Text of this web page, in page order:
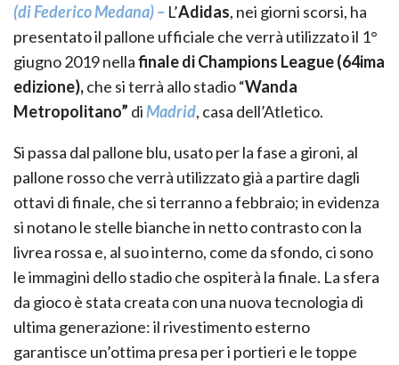
(di Federico Medana) – L’Adidas, nei giorni scorsi, ha
presentato il pallone ufficiale che verrà utilizzato il 1°
giugno 2019 nellafinale di Champions League (64ima
edizione),che si terrà allo stadio “Wanda
Metropolitano” diMadrid, casa dell’Atletico.
Si passa dal pallone blu, usato per la fase a gironi, al
pallone rosso che verrà utilizzato già a partire dagli
ottavi di finale, che si terranno a febbraio; in evidenza
si notano le stelle bianche in netto contrasto con la
livrea rossa e, al suo interno, come da sfondo, ci sono
le immagini dello stadio che ospiterà la finale. La sfera
da gioco è stata creata con una nuova tecnologia di
ultima generazione: il rivestimento esterno
garantisce un’ottima presa per i portieri e le toppe